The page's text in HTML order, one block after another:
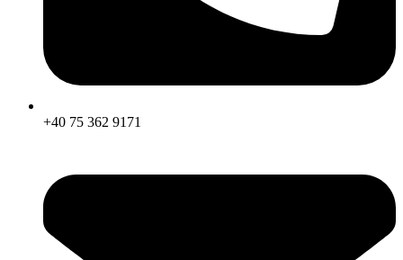
+40 75 362 9171